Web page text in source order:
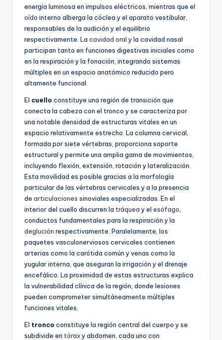
energía luminosa en impulsos eléctricos, mientras que el
oído interno alberga la cóclea y el aparato vestibular,
responsables de la audición y el equilibrio
respectivamente. La cavidad oral y la cavidad nasal
participan tanto en funciones digestivas iniciales como
en la respiración y la fonación, integrando sistemas
múltiples en un espacio anatómico reducido pero
altamente funcional.
El cuello constituye una región de transición que
conecta la cabeza con el tronco y se caracteriza por
una notable densidad de estructuras vitales en un
espacio relativamente estrecho. La columna cervical,
formada por siete vértebras, proporciona soporte
estructural y permite una amplia gama de movimientos,
incluyendo flexión, extensión, rotación y lateralización.
Esta movilidad es posible gracias a la morfología
particular de las vértebras cervicales y a la presencia
de articulaciones sinoviales especializadas. En el
interior del cuello discurren la tráquea y el esófago
conductos fundamentales para la respiración y la
deglución respectivamente. Paralelamente, los
paquetes vasculonerviosos cervicales contienen
arterias como la carótida común y venas como la
yugular interna, que aseguran la irrigación y el drenaje
encefálico. La proximidad de estas estructuras explica
la vulnerabilidad clínica de la región, donde lesiones
pueden comprometer simultáneamente múltiples
funciones vitales.
El tronco constituye la región central del cuerpo y se
subdivide en tóraxy abdomen, cada uno con